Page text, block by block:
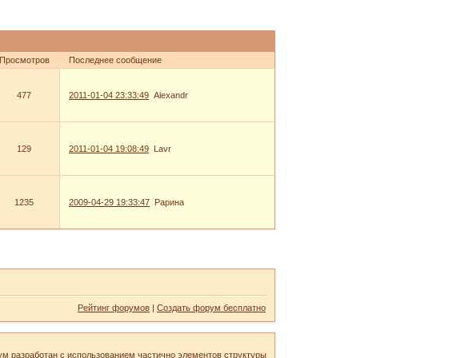
Просмотров Последнее сообщение
477 2011-01-04 23:33:49 Alexandr
129 2011-01-04 19:08:49 Lavr
1235 2009-04-29 19:33:47 Рарина
Рейтинг форумов Создать форум бесплатно
разработан с использованием частично элементов структуры